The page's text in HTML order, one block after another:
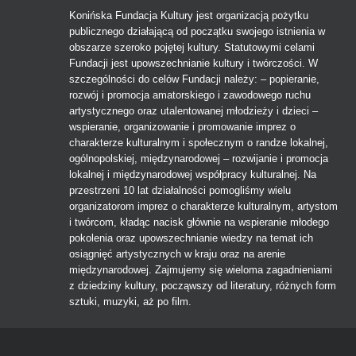
Konińska Fundacja Kultury jest organizacją pożytku
publicznego działającą od początku swojego istnienia w
obszarze szeroko pojętej kultury. Statutowymi celami
Fundacji jest upowszechnianie kultury i twórczości. W
szczególności do celów Fundacji należy: – popieranie,
rozwój i promocja amatorskiego i zawodowego ruchu
artystycznego oraz utalentowanej młodzieży i dzieci –
wspieranie, organizowanie i promowanie imprez o
charakterze kulturalnym i społecznym o randze lokalnej,
ogólnopolskiej, międzynarodowej – rozwijanie i promocja
lokalnej i międzynarodowej współpracy kulturalnej. Na
przestrzeni 10 lat działalności pomogliśmy wielu
organizatorom imprez o charakterze kulturalnym, artystom
i twórcom, kładąc nacisk głównie na wspieranie młodego
pokolenia oraz upowszechnianie wiedzy na temat ich
osiągnięć artystycznych w kraju oraz na arenie
międzynarodowej. Zajmujemy się wieloma zagadnieniami
z dziedziny kultury, począwszy od literatury, różnych form
sztuki, muzyki, aż po film.